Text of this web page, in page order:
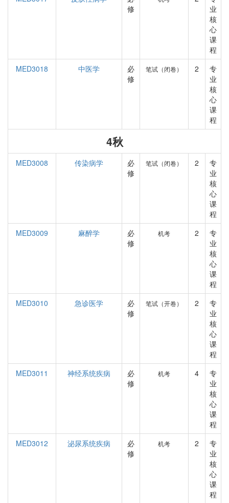
修
业
核
心
课
程
MED3018
中医学
必
修
笔试（闭卷） 2
专
业
核
心
课
程
4秋
MED3008 传染病学
必
修
笔试（闭卷） 2
专
业
核
心
课
程
MED3009
麻醉学
必
修
机考 2
专
业
核
心
课
程
MED3010
急诊医学
必
修
笔试（开卷） 2
专
业
核
心
课
程
MED3011
神经系统疾病
必
修
机考 4
专
业
核
心
课
程
MED3012
泌尿系统疾病
必
修
机考 2
专
业
核
心
课
程